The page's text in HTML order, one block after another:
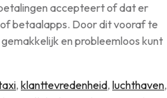
accepteert of dat er
betaalapps. Door dit vooraf te
en probleemloos kunt
, klanttevredenheid, luchthaven,